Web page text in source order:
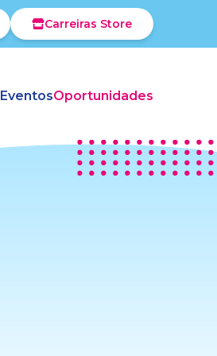
Carreiras Store
EventosOportunidades